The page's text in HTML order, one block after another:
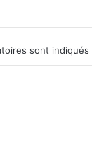
sont indiqués